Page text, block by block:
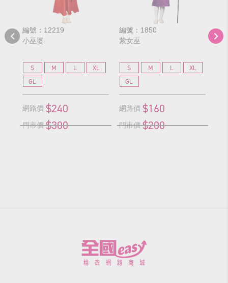
編號：12219
小巫婆
S M L
XL
GL
網路價 $240
門市價 $300
編號：1850
紫女巫
S M L
XL
GL
網路價 $160
門市價 $200
編
紅